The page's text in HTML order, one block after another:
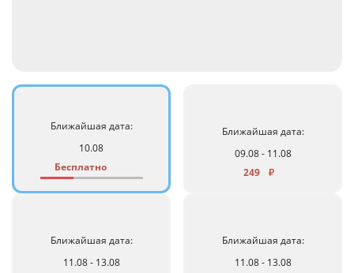
Ближайшая дата:
10.08
Бесплатно
Ближайшая дата:
09.08 - 11.08
249
₽
Ближайшая дата:
11.08 - 13.08
Ближайшая дата:
11.08 - 13.08